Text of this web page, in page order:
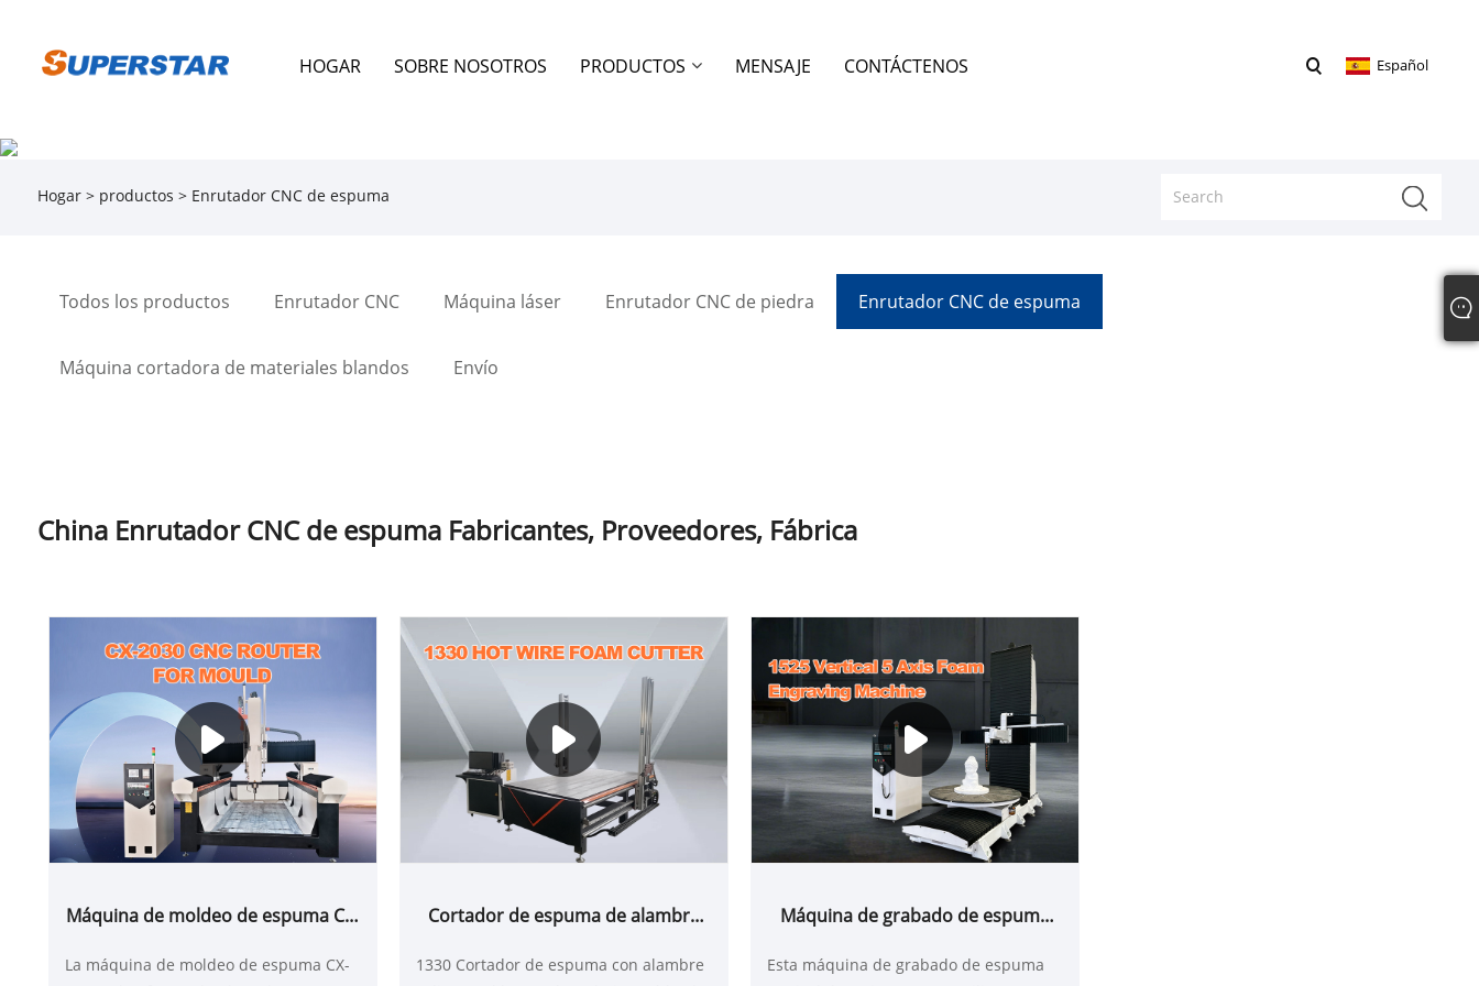
HOGAR SOBRE NOSOTROS PRODUCTOS MENSAJE CONTÁCTENOS Español
Hogar > productos > Enrutador CNC de espuma
Todos los productos Enrutador CNC Máquina láser Enrutador CNC de piedra Enrutador CNC de espuma
Máquina cortadora de materiales blandos Envío
China Enrutador CNC de espuma Fabricantes, Proveedores, Fábrica
Máquina de moldeo de espuma CX-
acero)
La máquina de moldeo de espuma CX-
Cortador de espuma de alambre
1330 Cortador de espuma con alambre
Máquina de grabado de espuma
Esta máquina de grabado de espuma